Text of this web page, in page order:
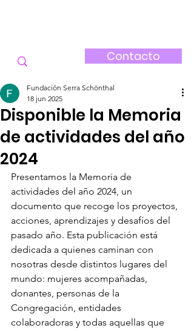
Contacto
Disponible la Memoria
de actividades del año
2024
Fundación Serra Schönthal
18 jun 2025
Presentamos la Memoria de
actividades del año 2024, un
documento que recoge los proyectos,
acciones, aprendizajes y desafíos del
pasado año. Esta publicación está
dedicada a quienes caminan con
nosotras desde distintos lugares del
mundo: mujeres acompañadas,
donantes, personas de la
Congregación, entidades
colaboradoras y todas aquellas que